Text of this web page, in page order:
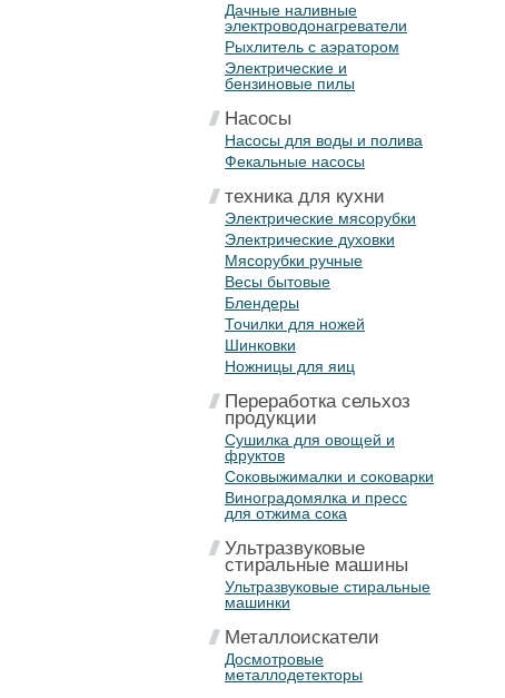
Дачные наливные
электроводонагреватели
Рыхлитель с аэратором
Электрические и
бензиновые пилы
Насосы
Насосы для воды и полива
Фекальные насосы
техника для кухни
Электрические мясорубки
Электрические духовки
Мясорубки ручные
Весы бытовые
Блендеры
Точилки для ножей
Шинковки
Ножницы для яиц
Переработка сельхоз
продукции
Сушилка для овощей и
фруктов
Соковыжималки и соковарки
Виноградомялка и пресс
для отжима сока
Ультразвуковые
стиральные машины
Ультразвуковые стиральные
машинки
Металлоискатели
Досмотровые
металлодетекторы